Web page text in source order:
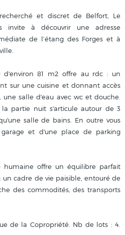
et discret de Belfort, Le
invite à découvrir une adresse
de l’étang des Forges et à
d'environ 81 m2 offre au rdc : un
sur une cuisine et donnant accès
salle d'eau avec wc et douche.
la partie nuit s'articule autour de 3
salle de bains. En outre vous
et d'une place de parking
offre un équilibre parfait
cadre de vie paisible, entouré de
des commodités, des transports
de la Copropriété. Nb de lots : 4.